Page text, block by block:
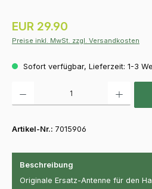
Regulärer Preis:
EUR 29.90
Preise inkl. MwSt. zzgl. Versandkosten
Sofort verfügbar, Lieferzeit: 1-3
Artikel-Nr.: 7015906
Beschreibung
Originale Ersatz-Antenne für den